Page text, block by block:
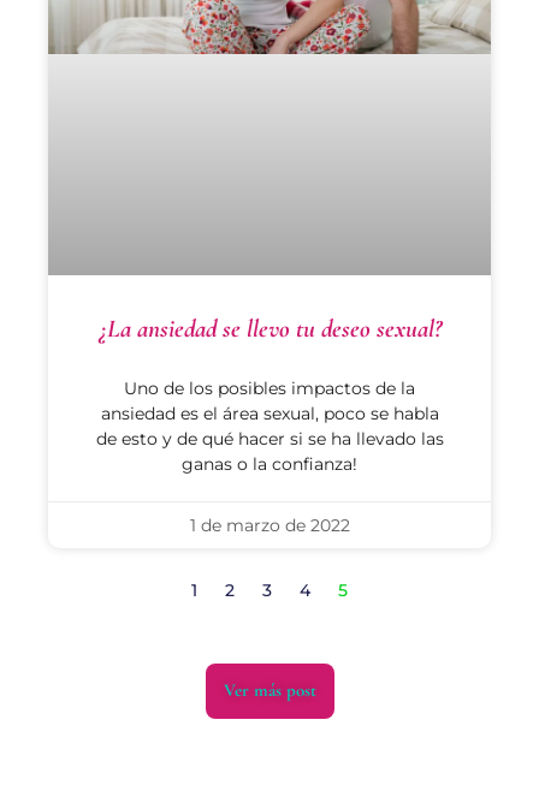
¿La ansiedad se llevo tu deseo sexual?
Uno de los posibles impactos de la
ansiedad es el área sexual, poco se habla
de esto y de qué hacer si se ha llevado las
ganas o la confianza!
1 de marzo de 2022
1 2 3 4 5
Ver más post